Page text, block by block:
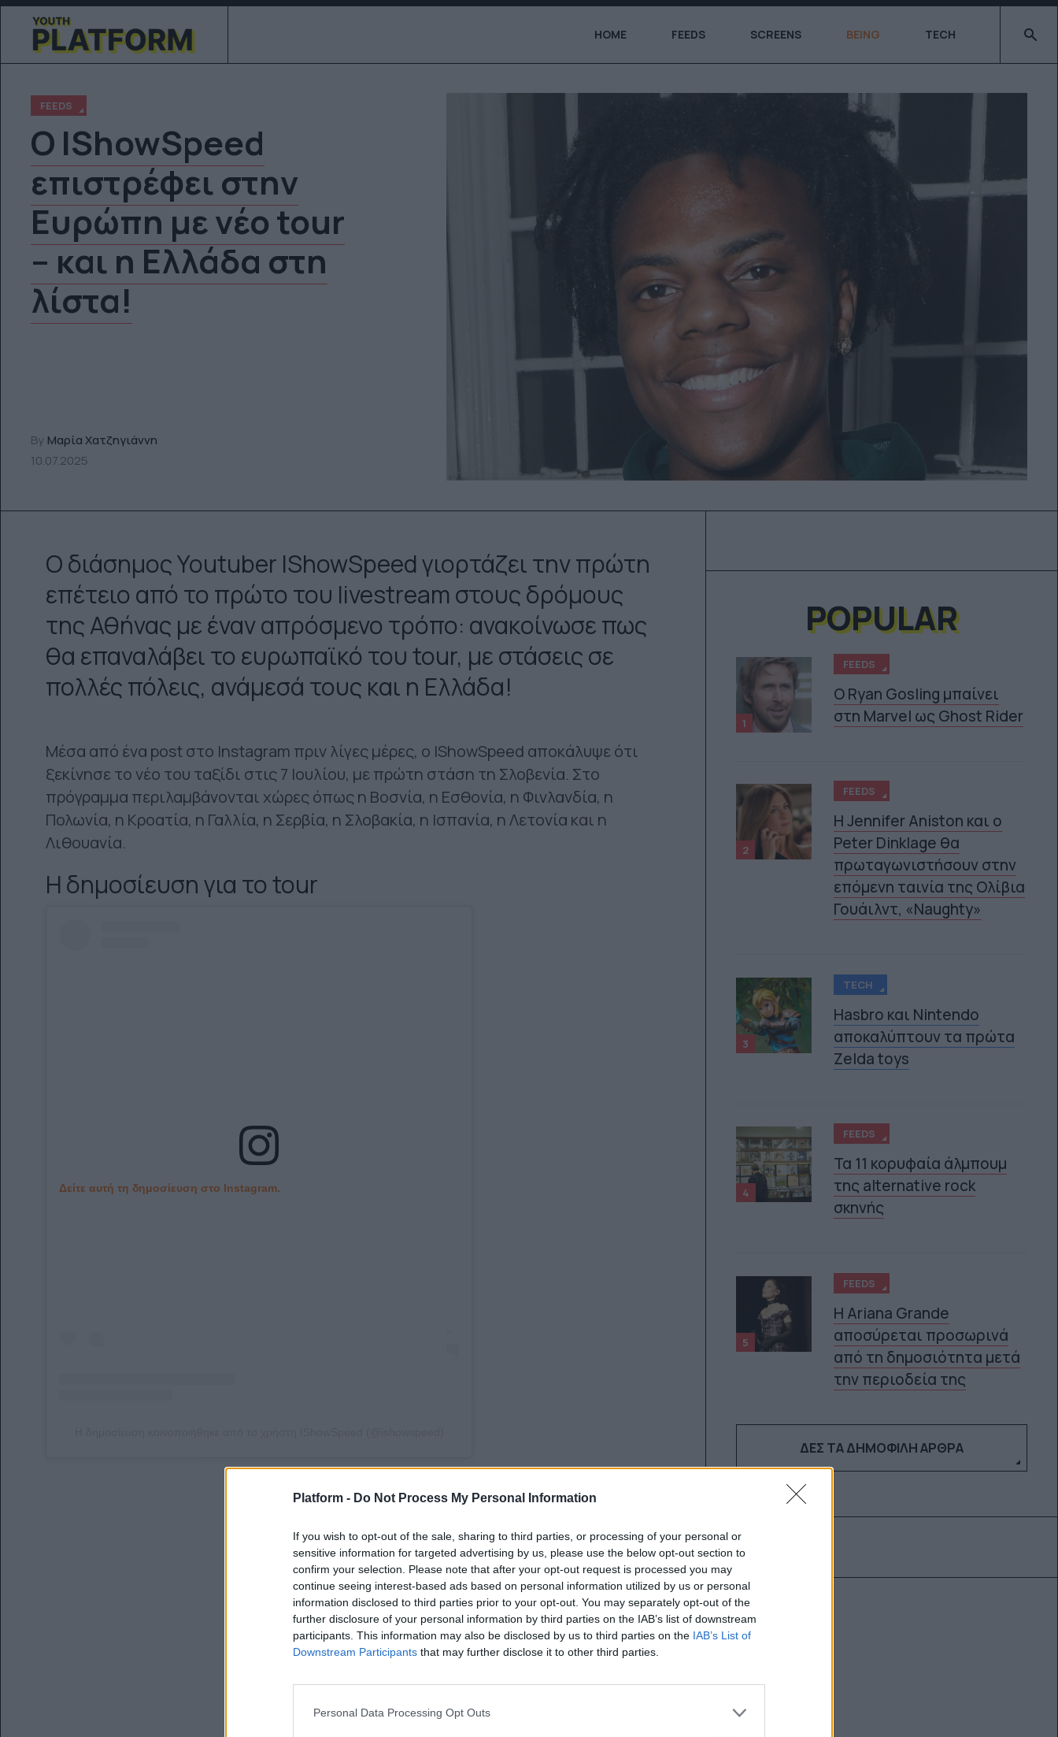
Platform - Do Not Process My Personal Information
If you wish to opt-out of the sale, sharing to third parties, or processing of your personal or
sensitive information for targeted advertising by us, please use the below opt-out section to
confirm your selection. Please note that after your opt-out request is processed you may
continue seeing interest-based ads based on personal information utilized by us or personal
information disclosed to third parties prior to your opt-out. You may separately opt-out of the
further disclosure of your personal information by third parties on the IAB’s list of downstream
participants. This information may also be disclosed by us to third parties on the IAB’s List of
Downstream Participants that may further disclose it to other third parties.
Personal Data Processing Opt Outs
HOME FEEDS SCREENS BEING TECH Type
FEEDS
O IShowSpeed
επιστρέφει στην
Ευρώπη με νέο tour
– και η Ελλάδα στη
λίστα!
By Μαρία Χατζηγιάννη
10.07.2025
Ο διάσημος Youtuber IShowSpeed γιορτάζει την πρώτη
επέτειο από το πρώτο του livestream στους δρόμους
της Αθήνας με έναν απρόσμενο τρόπο: ανακοίνωσε πως
θα επαναλάβει το ευρωπαϊκό του tour, με στάσεις σε
πολλές πόλεις, ανάμεσά τους και η Ελλάδα!
Μέσα από ένα post στο Instagram πριν λίγες μέρες, ο IShowSpeed αποκάλυψε ότι
ξεκίνησε το νέο του ταξίδι στις 7 Ιουλίου, με πρώτη στάση τη Σλοβενία. Στο
πρόγραμμα περιλαμβάνονται χώρες όπως η Βοσνία, η Εσθονία, η Φινλανδία, η
Πολωνία, η Κροατία, η Γαλλία, η Σερβία, η Σλοβακία, η Ισπανία, η Λετονία και η
Λιθουανία.
Η δημοσίευση για το tour
Δείτε αυτή τη δημοσίευση στο Instagram.
POPULAR
1
FEEDS
Ο Ryan Gosling μπαίνει
στη Marvel ως Ghost Rider
2
FEEDS
Η Jennifer Aniston και ο
Peter Dinklage θα
πρωταγωνιστήσουν στην
επόμενη ταινία της Ολίβια
Γουάιλντ, «Naughty»
3
TECH
Hasbro και Nintendo
αποκαλύπτουν τα πρώτα
Zelda toys
4
FEEDS
Τα 11 κορυφαία άλμπουμ
της alternative rock
σκηνής
5
FEEDS
Η Ariana Grande
αποσύρεται προσωρινά
από τη δημοσιότητα μετά
την περιοδεία της
ΔΕΣ ΤΑ ΔΗΜΟΦΙΛΉ ΆΡΘΡΑ